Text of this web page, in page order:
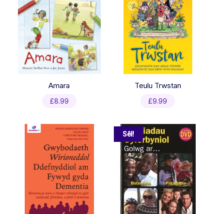
Amara
£8.99
Teulu Trwstan
£9.99
Sêl!